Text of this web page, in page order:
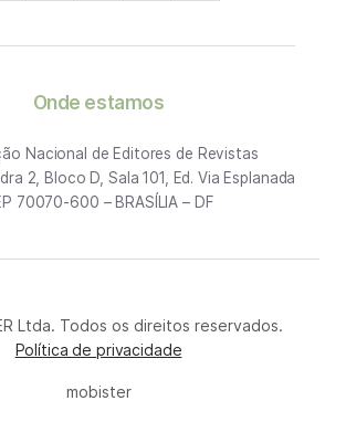
Onde estamos
Nacional de Editores de Revistas
2, Bloco D, Sala 101, Ed. Via Esplanada
70070-600 – BRASÍLIA – DF
Ltda. Todos os direitos reservados.
Política de privacidade
mobister